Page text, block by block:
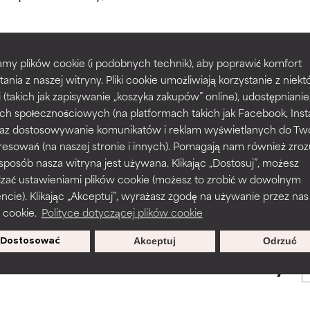
plików cookie (i podobnych technik), aby poprawić komfort
z naszej witryny. Pliki cookie umożliwiają korzystanie z
jak zapisywanie „koszyka zakupów” online),
społecznościowych (na platformach takich jak Facebook,
dostosowywanie komunikatów i reklam wyświetlanych do
(na naszej stronie i innych). Pomagają nam również
nasza witryna jest używana. Klikając „Dostosuj”, możesz
ustawieniami plików cookie (możesz to zrobić w dowolnym
Klikając „Akceptuj”, wyrażasz zgodę na używanie przez nas
Polityce dotyczącej plików cookie
Dostosować Odrzuć
Akceptuj
POWRÓT DO WYSZUKIWANIA
to assess ingredients in this dictionary. Regulations
tekstury, stabilności lub penetracji formuły.
ale może mieć problemy estetyczne, stabilności lub inne,
użyteczność.
podrażnienia. Ryzyko wzrasta w połączeniu z innymi
składnikami.
podrażnienie, stan zapalny, suchość itp. Może przynosić
ale ogólnie udowodniono, że wyrządza więcej szkody niż
tekstury, stabilności lub penetracji formuły.
ale może mieć problemy estetyczne, stabilności lub inne,
użyteczność.
podrażnienia. Ryzyko wzrasta w połączeniu z innymi
składnikami.
podrażnienie, stan zapalny, suchość itp. Może przynosić
ale ogólnie udowodniono, że wyrządza więcej szkody niż
się, aby otrzymywać wyjątkowe